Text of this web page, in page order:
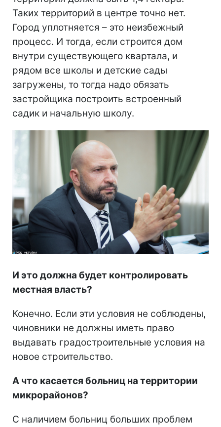
Таких территорий в центре точно нет.
Город уплотняется – это неизбежный
процесс. И тогда, если строится дом
внутри существующего квартала, и
рядом все школы и детские сады
загружены, то тогда надо обязать
застройщика построить встроенный
садик и начальную школу.
И это должна будет контролировать
местная власть?
Конечно. Если эти условия не соблюдены,
чиновники не должны иметь право
выдавать градостроительные условия на
новое строительство.
А что касается больниц на территории
микрорайонов?
С наличием больниц больших проблем